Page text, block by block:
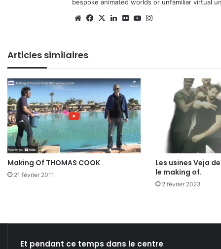
bespoke animated worlds or unfamiliar virtual
WebsiteFacebook
X Linkedin
FlickrYouTube
Articles similaires
Making Of THOMAS COOK
21 février 2011
Les usines Veja
le making of.
2 février 2023
Et pendant ce temps dans le centre